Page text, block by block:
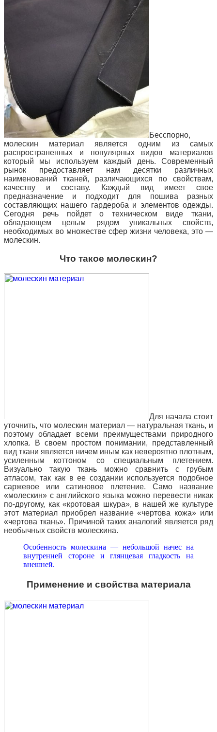
Бесспорно,
молескин материал является одним из самых
распространенных и популярных видов материалов
который мы используем каждый день. Современный
рынок предоставляет нам десятки различных
наименований тканей, различающихся по свойствам,
качеству и составу.
Каждый вид имеет свое
предназначение и подходит для пошива разных
составляющих нашего гардероба и элементов одежды.
Сегодня речь пойдет о техническом виде ткани,
обладающем целым рядом уникальных свойств,
необходимых во множестве сфер жизни человека, это —
молескин.
Что такое молескин?
Для начала стоит
уточнить, что молескин материал — натуральная ткань, и
поэтому обладает всеми преимуществами природного
хлопка. В своем простом понимании, представленный
вид ткани является ничем иным как невероятно плотным,
усиленным коттоном со специальным плетением.
Визуально такую ткань можно сравнить с грубым
атласом, так как в ее создании используется подобное
саржевое или сатиновое плетение. Само название
«молескин» с английского языка можно перевести никак
по-другому, как «кротовая шкура», в нашей же культуре
этот материал приобрел название «чертова кожа» или
«чертова ткань». Причиной таких аналогий является ряд
необычных свойств молескина.
Особенность молескина — небольшой начес на
внутренней стороне и глянцевая гладкость на
внешней.
Применение и свойства материала